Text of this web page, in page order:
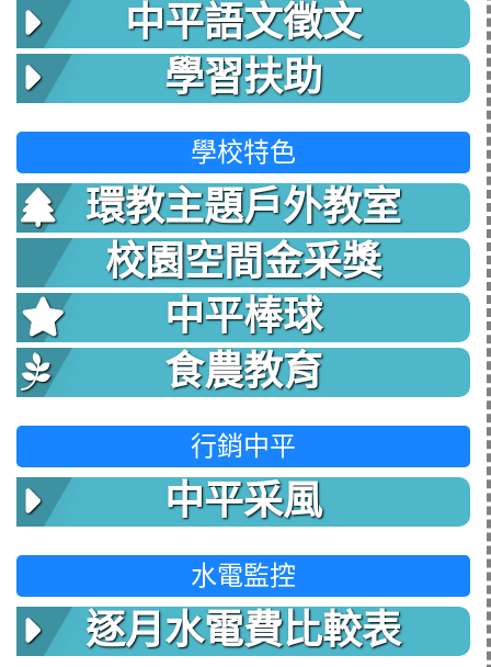
中平語文徵文
學習扶助
學校特色
環教主題戶外教室
校園空間金采獎
中平棒球
食農教育
行銷中平
中平采風
水電監控
逐月水電費比較表